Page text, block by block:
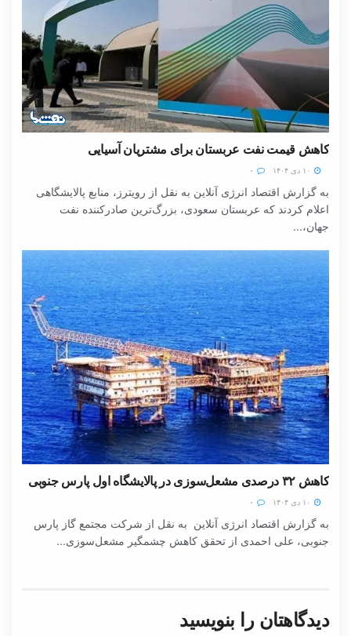
کاهش قیمت نفت عربستان برای مشتریان آسیایی
به گزارش اقتصاد انرژی آنلاین به نقل از رویترز، منابع پالایشگاهی
اعلام کردند که عربستان سعودی، بزرگ‌ترین صادرکننده نفت
جهان،...
کاهش ۳۲ درصدی مشعل‌سوزی در پالایشگاه اول پارس جنوبی
به گزارش اقتصاد انرژی آنلاین به نقل از شرکت مجتمع گاز پارس
جنوبی، علی احمدی از تحقق کاهش چشمگیر مشعل‌سوزی...
دیدگاهتان را بنویسید